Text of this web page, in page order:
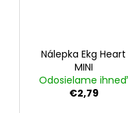
Nálepka Ekg Heart
MINI
Odosielame ihneď
€2,79